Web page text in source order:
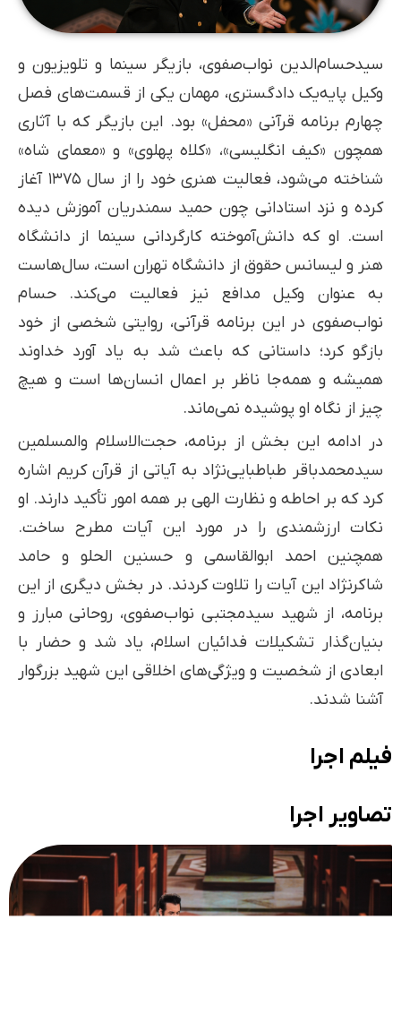
سیدحسام‌الدین نواب‌صفوی، بازیگر سینما و تلویزیون و
وکیل پایه‌یک دادگستری، مهمان یکی از قسمت‌های فصل
چهارم برنامه قرآنی «محفل» بود. این بازیگر که با آثاری
همچون «کیف انگلیسی»، «کلاه پهلوی» و «معمای شاه»
شناخته می‌شود، فعالیت هنری خود را از سال ۱۳۷۵ آغاز
کرده و نزد استادانی چون حمید سمندریان آموزش دیده
است. او که دانش‌آموخته کارگردانی سینما از دانشگاه
هنر و لیسانس حقوق از دانشگاه تهران است، سال‌هاست
به عنوان وکیل مدافع نیز فعالیت می‌کند. حسام
نواب‌صفوی در این برنامه قرآنی، روایتی شخصی از خود
بازگو کرد؛ داستانی که باعث شد به یاد آورد خداوند
همیشه و همه‌جا ناظر بر اعمال انسان‌ها است و هیچ
چیز از نگاه او پوشیده نمی‌ماند.
در ادامه این بخش از برنامه، حجت‌الاسلام والمسلمین
سیدمحمدباقر طباطبایی‌نژاد به آیاتی از قرآن کریم اشاره
کرد که بر احاطه و نظارت الهی بر همه امور تأکید دارند. او
نکات ارزشمندی را در مورد این آیات مطرح ساخت.
همچنین احمد ابوالقاسمی و حسنین الحلو و حامد
شاکرنژاد این آیات را تلاوت کردند. در بخش دیگری از این
برنامه، از شهید سیدمجتبی نواب‌صفوی، روحانی مبارز و
بنیان‌گذار تشکیلات فدائیان اسلام، یاد شد و حضار با
ابعادی از شخصیت و ویژگی‌های اخلاقی این شهید بزرگوار
آشنا شدند.
فیلم اجرا
تصاویر اجرا